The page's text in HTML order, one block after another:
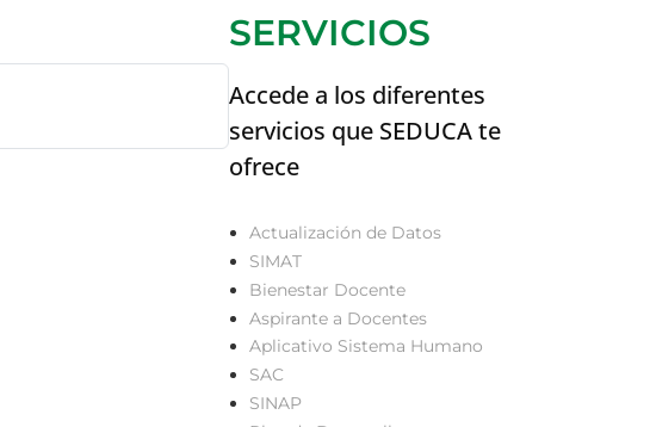
SERVICIOS
Accede a los diferentes
servicios que SEDUCA te
ofrece
Actualización de Datos
SIMAT
Bienestar Docente
Aspirante a Docentes
Aplicativo Sistema Humano
SAC
SINAP